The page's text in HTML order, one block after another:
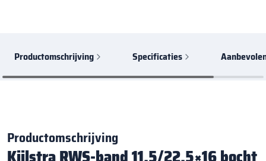
Productomschrijving Specificaties
Productomschrijving